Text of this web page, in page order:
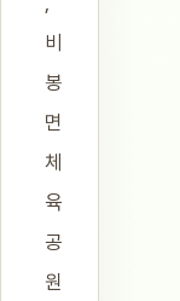
비
봉
면
체
육
공
원